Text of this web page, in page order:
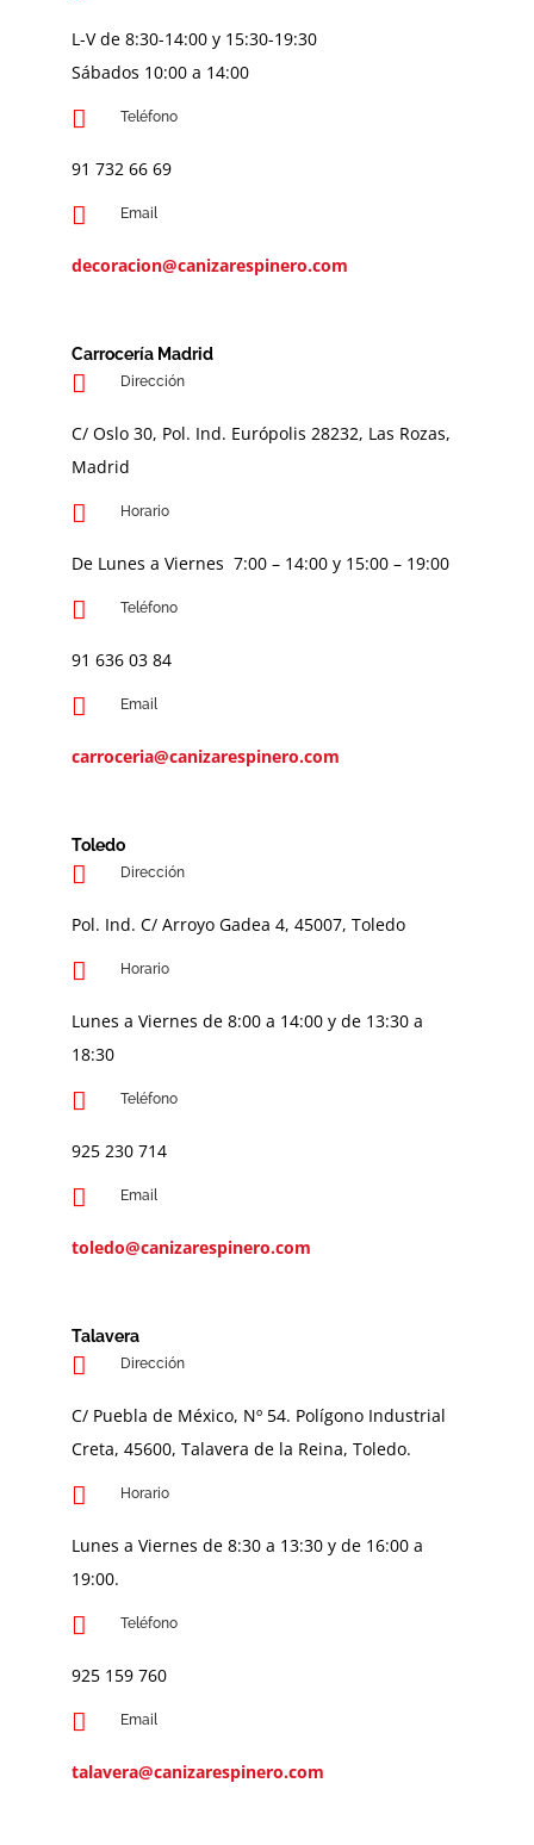
L-V de 8:30-14:00 y 15:30-19:30
Sábados 10:00 a 14:00
Teléfono
91 732 66 69
Email
decoracion@canizarespinero.com
Carrocería Madrid
Dirección
C/ Oslo 30, Pol. Ind. Európolis 28232, Las Rozas,
Madrid
Horario
De Lunes a Viernes 7:00 – 14:00 y 15:00 – 19:00
Teléfono
91 636 03 84
Email
carroceria@canizarespinero.com
Toledo
Dirección
Pol. Ind. C/ Arroyo Gadea 4, 45007, Toledo
Horario
Lunes a Viernes de 8:00 a 14:00 y de 13:30 a
18:30
Teléfono
925 230 714
Email
toledo@canizarespinero.com
Talavera
Dirección
C/ Puebla de México, Nº 54. Polígono Industrial
Creta, 45600, Talavera de la Reina, Toledo.
Horario
Lunes a Viernes de 8:30 a 13:30 y de 16:00 a
19:00.
Teléfono
925 159 760
Email
talavera@canizarespinero.com